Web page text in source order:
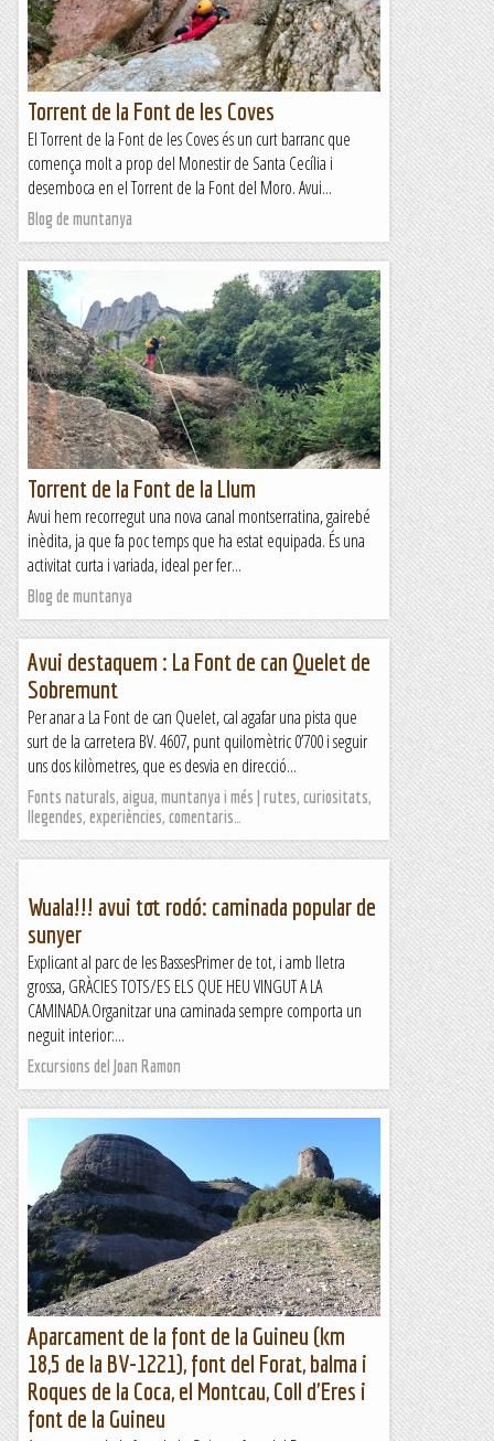
Torrent de la Font de les Coves
El Torrent de la Font de les Coves és un curt barranc que
comença molt a prop del Monestir de Santa Cecília i
desemboca en el Torrent de la Font del Moro. Avui...
Blog de muntanya
Torrent de la Font de la Llum
Avui hem recorregut una nova canal montserratina, gairebé
inèdita, ja que fa poc temps que ha estat equipada. És una
activitat curta i variada, ideal per fer...
Blog de muntanya
Avui destaquem : La Font de can Quelet de
Sobremunt
Per anar a La Font de can Quelet, cal agafar una pista que
surt de la carretera BV. 4607, punt quilomètric 0’700 i seguir
uns dos kilòmetres, que es desvia en direcció...
Fonts naturals, aigua, muntanya i més | rutes, curiositats,
llegendes, experiències, comentaris…
Wuala!!! avui tot rodó: caminada popular de
sunyer
Explicant al parc de les BassesPrimer de tot, i amb lletra
grossa, GRÀCIES TOTS/ES ELS QUE HEU VINGUT A LA
CAMINADA.Organitzar una caminada sempre comporta un
neguit interior:...
Excursions del Joan Ramon
Aparcament de la font de la Guineu (km
18,5 de la BV-1221), font del Forat, balma i
Roques de la Coca, el Montcau, Coll d'Eres i
font de la Guineu